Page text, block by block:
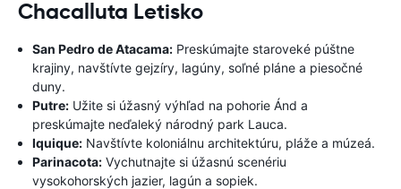
Chacalluta Letisko
San Pedro de Atacama: Preskúmajte staroveké púštne
krajiny, navštívte gejzíry, lagúny, soľné pláne a piesočné
duny.
Putre: Užite si úžasný výhľad na pohorie Ánd a
preskúmajte neďaleký národný park Lauca.
Iquique: Navštívte koloniálnu architektúru, pláže a múzeá.
Parinacota: Vychutnajte si úžasnú scenériu
vysokohorských jazier, lagún a sopiek.